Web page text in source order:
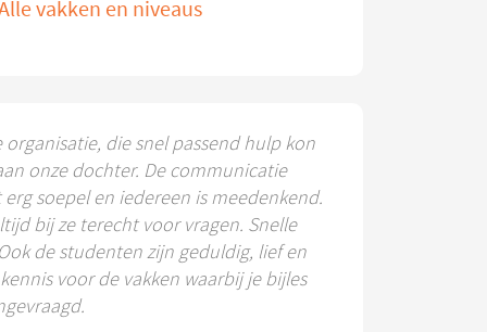
vakken en niveaus
organisatie, die snel passend hulp kon
onze dochter. De communicatie
soepel en iedereen is meedenkend.
bij ze terecht voor vragen. Snelle
de studenten zijn geduldig, lief en
voor de vakken waarbij je bijles